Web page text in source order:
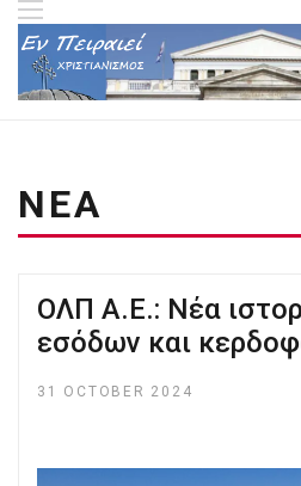
ΝΕΑ
ΟΛΠ Α.Ε.: Νέα
εσόδων και
31 OCTOBER 2024